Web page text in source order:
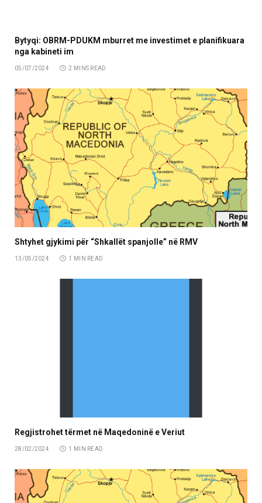
Bytyqi: OBRM-PDUKM mburret me investimet e planifikuara
nga kabineti im
05/07/2024 2 MINS READ
Shtyhet gjykimi për “Shkallët spanjolle” në RMV
13/05/2024 1 MIN READ
Regjistrohet tërmet në Maqedoninë e Veriut
28/02/2024 1 MIN READ